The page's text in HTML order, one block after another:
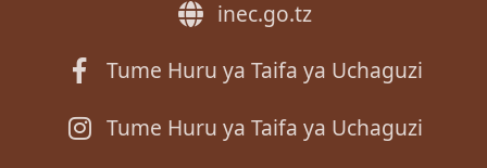
inec.go.tz
Tume Huru ya Taifa ya Uchaguzi
Tume Huru ya Taifa ya Uchaguzi